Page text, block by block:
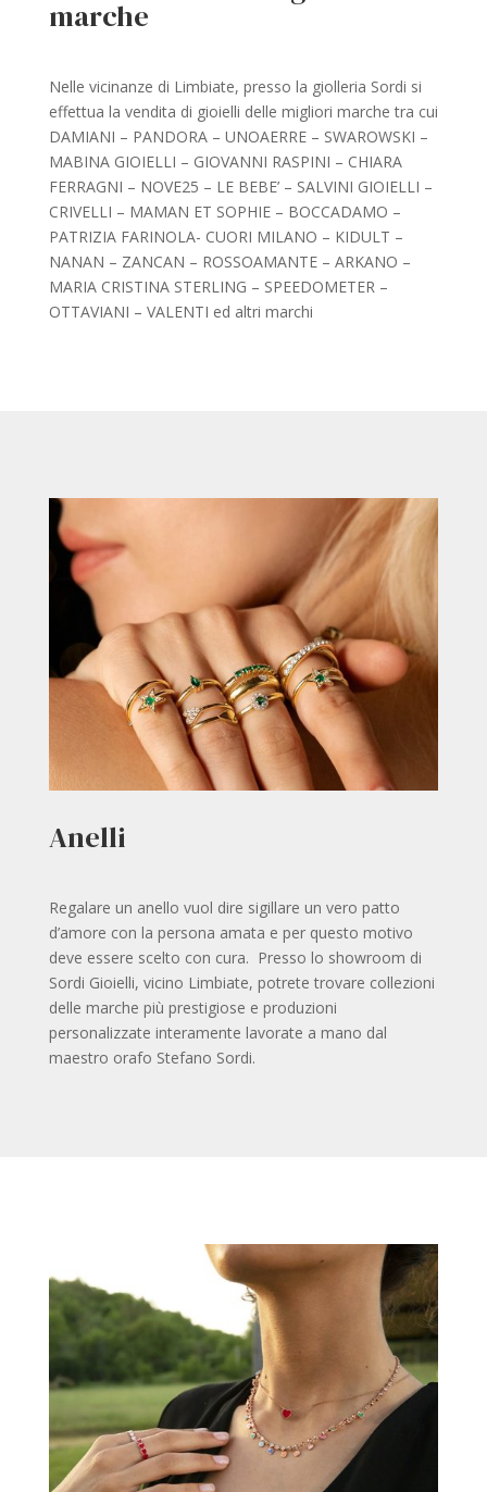
marche
Nelle vicinanze di Limbiate, presso la giolleria Sordi si
effettua la vendita di gioielli delle migliori marche tra cui
DAMIANI – PANDORA – UNOAERRE – SWAROWSKI –
MABINA GIOIELLI – GIOVANNI RASPINI – CHIARA
FERRAGNI – NOVE25 – LE BEBE’ – SALVINI GIOIELLI –
CRIVELLI – MAMAN ET SOPHIE – BOCCADAMO –
PATRIZIA FARINOLA- CUORI MILANO – KIDULT –
NANAN – ZANCAN – ROSSOAMANTE – ARKANO –
MARIA CRISTINA STERLING – SPEEDOMETER –
OTTAVIANI – VALENTI ed altri marchi
Anelli
Regalare un anello vuol dire sigillare un vero patto
d’amore con la persona amata e per questo motivo
deve essere scelto con cura. Presso lo showroom di
Sordi Gioielli, vicino Limbiate, potrete trovare collezioni
delle marche più prestigiose e produzioni
personalizzate interamente lavorate a mano dal
maestro orafo Stefano Sordi.